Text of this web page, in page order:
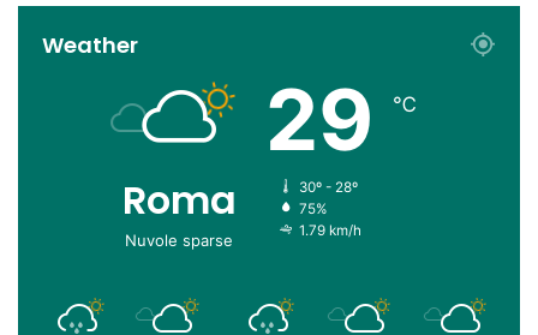
Weather
Roma
Nuvole sparse
29 ℃
30º - 28º
75%
1.79 km/h